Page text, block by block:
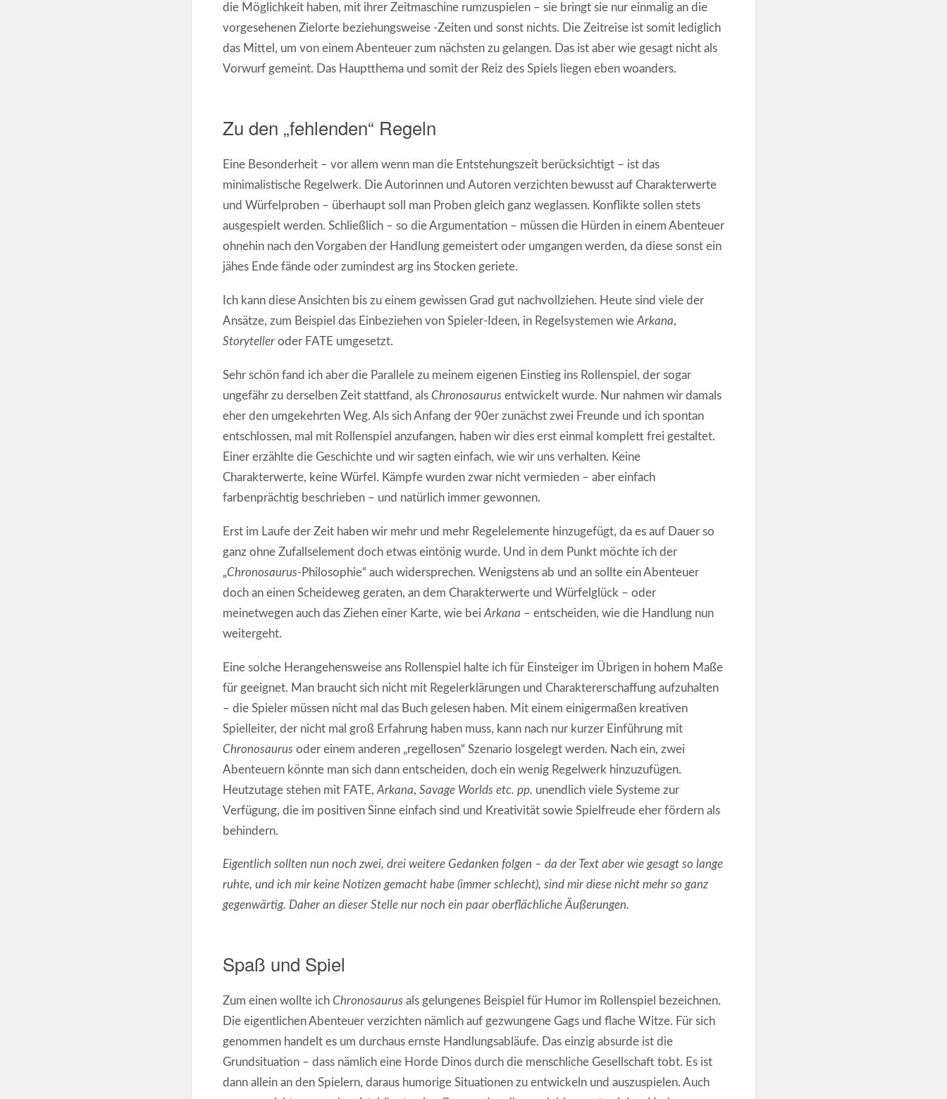
die Möglichkeit haben, mit ihrer Zeitmaschine rumzuspielen – sie bringt sie nur einmalig an die
vorgesehenen Zielorte beziehungsweise -Zeiten und sonst nichts. Die Zeitreise ist somit lediglich
das Mittel, um von einem Abenteuer zum nächsten zu gelangen. Das ist aber wie gesagt nicht als
Vorwurf gemeint. Das Hauptthema und somit der Reiz des Spiels liegen eben woanders.
Zu den „fehlenden“ Regeln
Eine Besonderheit – vor allem wenn man die Entstehungszeit berücksichtigt – ist das
minimalistische Regelwerk. Die Autorinnen und Autoren verzichten bewusst auf Charakterwerte
und Würfelproben – überhaupt soll man Proben gleich ganz weglassen. Konflikte sollen stets
ausgespielt werden. Schließlich – so die Argumentation – müssen die Hürden in einem Abenteuer
ohnehin nach den Vorgaben der Handlung gemeistert oder umgangen werden, da diese sonst ein
jähes Ende fände oder zumindest arg ins Stocken geriete.
Ich kann diese Ansichten bis zu einem gewissen Grad gut nachvollziehen. Heute sind viele der
Ansätze, zum Beispiel das Einbeziehen von Spieler-Ideen, in Regelsystemen wie Arkana,
Storyteller oder FATE umgesetzt.
Sehr schön fand ich aber die Parallele zu meinem eigenen Einstieg ins Rollenspiel, der sogar
ungefähr zu derselben Zeit stattfand, als Chronosaurus entwickelt wurde. Nur nahmen wir damals
eher den umgekehrten Weg. Als sich Anfang der 90er zunächst zwei Freunde und ich spontan
entschlossen, mal mit Rollenspiel anzufangen, haben wir dies erst einmal komplett frei gestaltet.
Einer erzählte die Geschichte und wir sagten einfach, wie wir uns verhalten. Keine
Charakterwerte, keine Würfel. Kämpfe wurden zwar nicht vermieden – aber einfach
farbenprächtig beschrieben – und natürlich immer gewonnen.
Erst im Laufe der Zeit haben wir mehr und mehr Regelelemente hinzugefügt, da es auf Dauer so
ganz ohne Zufallselement doch etwas eintönig wurde. Und in dem Punkt möchte ich der
„Chronosaurus-Philosophie“ auch widersprechen. Wenigstens ab und an sollte ein Abenteuer
doch an einen Scheideweg geraten, an dem Charakterwerte und Würfelglück – oder
meinetwegen auch das Ziehen einer Karte, wie bei Arkana – entscheiden, wie die Handlung nun
weitergeht.
Eine solche Herangehensweise ans Rollenspiel halte ich für Einsteiger im Übrigen in hohem Maße
für geeignet. Man braucht sich nicht mit Regelerklärungen und Charaktererschaffung aufzuhalten
– die Spieler müssen nicht mal das Buch gelesen haben. Mit einem einigermaßen kreativen
Spielleiter, der nicht mal groß Erfahrung haben muss, kann nach nur kurzer Einführung mit
Chronosaurus oder einem anderen „regellosen“ Szenario losgelegt werden. Nach ein, zwei
Abenteuern könnte man sich dann entscheiden, doch ein wenig Regelwerk hinzuzufügen.
Heutzutage stehen mit FATE, Arkana, Savage Worlds etc. pp. unendlich viele Systeme zur
Verfügung, die im positiven Sinne einfach sind und Kreativität sowie Spielfreude eher fördern als
behindern.
Eigentlich sollten nun noch zwei, drei weitere Gedanken folgen – da der Text aber wie gesagt so lange
ruhte, und ich mir keine Notizen gemacht habe (immer schlecht), sind mir diese nicht mehr so ganz
gegenwärtig. Daher an dieser Stelle nur noch ein paar oberflächliche Äußerungen.
Spaß und Spiel
Zum einen wollte ich Chronosaurus als gelungenes Beispiel für Humor im Rollenspiel bezeichnen.
Die eigentlichen Abenteuer verzichten nämlich auf gezwungene Gags und flache Witze. Für sich
genommen handelt es um durchaus ernste Handlungsabläufe. Das einzig absurde ist die
Grundsituation – dass nämlich eine Horde Dinos durch die menschliche Gesellschaft tobt. Es ist
dann allein an den Spielern, daraus humorige Situationen zu entwickeln und auszuspielen. Auch